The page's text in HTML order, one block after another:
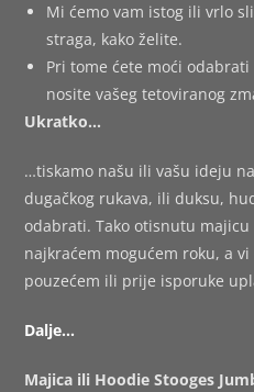
Mi ćemo vam istog ili vrlo
straga, kako želite.
Pri tome ćete moći
nosite vašeg tetoviranog
Ukratko…
…tiskamo našu ili vašu ideju
dugačkog rukava, ili duksu,
odabrati. Tako otisnutu
najkraćem mogućem roku, a
pouzećem ili prije isporuke
Dalje…
Majica ili Hoodie Stooges